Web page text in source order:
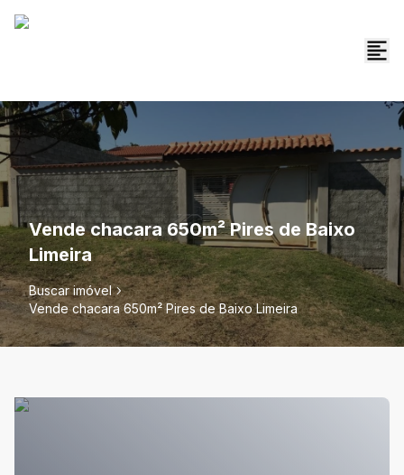
Vende chacara 650m² Pires de Baixo
Limeira
Buscar imóvel
Vende chacara 650m² Pires de Baixo Limeira